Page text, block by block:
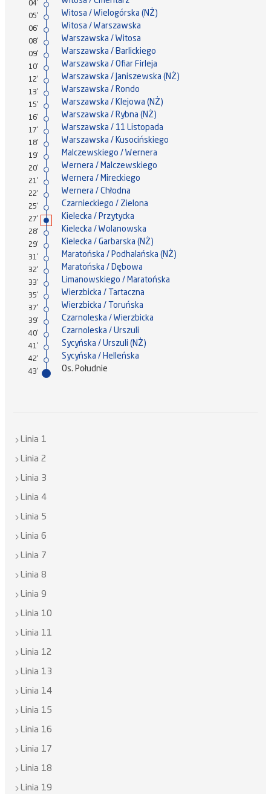
04'
05' Witosa / Wielogórska (NŻ)
06' Witosa / Warszawska
08' Warszawska / Witosa
09' Warszawska / Barlickiego
10' Warszawska / Ofiar Firleja
12' Warszawska / Janiszewska (NŻ)
13' Warszawska / Rondo
15' Warszawska / Klejowa (NŻ)
16' Warszawska / Rybna (NŻ)
17' Warszawska / 11 Listopada
18' Warszawska / Kusocińskiego
19' Malczewskiego / Wernera
20' Wernera / Malczewskiego
21' Wernera / Mireckiego
22' Wernera / Chłodna
25' Czarnieckiego / Zielona
27' Kielecka / Przytycka
28' Kielecka / Wolanowska
29' Kielecka / Garbarska (NŻ)
31' Maratońska / Podhalańska (NŻ)
32' Maratońska / Dębowa
33' Limanowskiego / Maratońska
35' Wierzbicka / Tartaczna
37' Wierzbicka / Toruńska
39' Czarnoleska / Wierzbicka
40' Czarnoleska / Urszuli
41' Sycyńska / Urszuli (NŻ)
42' Sycyńska / Helleńska
43' Os. Południe
Linia 1
Linia 2
Linia 3
Linia 4
Linia 5
Linia 6
Linia 7
Linia 8
Linia 9
Linia 10
Linia 11
Linia 12
Linia 13
Linia 14
Linia 15
Linia 16
Linia 17
Linia 18
Linia 19